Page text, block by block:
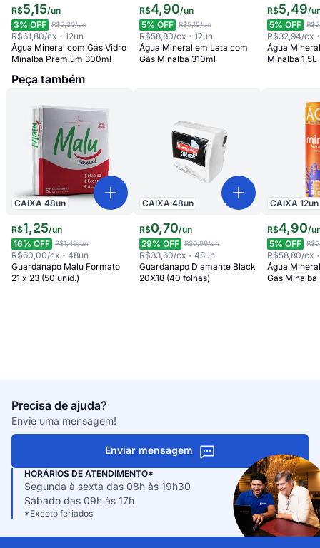
R$5,15/un
3% OFF R$5,30/un
R$61,80/cx 12un
Água Mineral com Gás Vidro
Minalba Premium 300ml
R$4,90/un
5% OFF R$5,15/un
R$58,80/cx 12un
Água Mineral em Lata com
Gás Minalba 310ml
R$5,49/
5% OFF
R$32,94/cx
Água
Minalba 1,5L
Peça também
CAIXA 48un
R$1,25/un
16% OFF R$1,49/un
R$60,00/cx 48un
Guardanapo Malu Formato
21 x 23 (50 unid.)
CAIXA48un
R$0,70/un
29% OFF R$0,99/un
R$33,60/cx 48un
Guardanapo Diamante Black
20X18 (40 folhas)
CAIXA12un
R$4,90/
5% OFF
R$58,80/cx
Água
Gás Minalba
Precisa de ajuda?
Envie uma mensagem!
Enviar mensagem
HORÁRIOS DE ATENDIMENTO*
Segunda à sexta das 08h às 19h30
Sábado das 09h às 17h
*Exceto feriados